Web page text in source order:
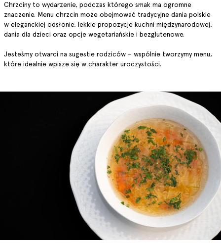
Chrzciny to wydarzenie, podczas którego smak ma ogromne
znaczenie. Menu chrzcin może obejmować tradycyjne dania polskie
w eleganckiej odsłonie, lekkie propozycje kuchni międzynarodowej,
dania dla dzieci oraz opcje wegetariańskie i bezglutenowe.
Jesteśmy otwarci na sugestie rodziców – wspólnie tworzymy menu,
które idealnie wpisze się w charakter uroczystości.